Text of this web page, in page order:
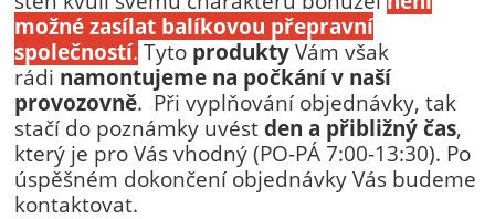
možné zasílat balíkovou přepravní
společností. Tyto produkty Vám však
rádi namontujeme na počkání v naší
provozovně. Při vyplňování objednávky, tak
stačí do poznámky uvéstden a přibližný čas,
který je pro Vás vhodný (PO-PÁ 7:00-13:30). Po
úspěšném dokončení objednávky Vás budeme
kontaktovat.